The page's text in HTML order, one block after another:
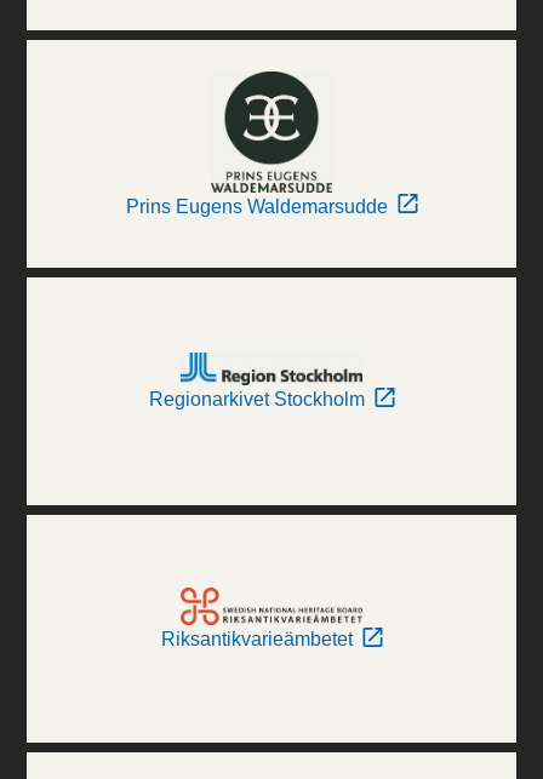
Prins Eugens Waldemarsudde
Regionarkivet Stockholm
Riksantikvarieämbetet